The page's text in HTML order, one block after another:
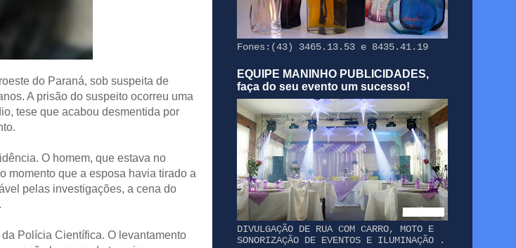
do Paraná, sob suspeita de
A prisão do suspeito ocorreu uma
tese que acabou desmentida por
O homem, que estava no
momento que a esposa havia tirado a
pelas investigações, a cena do
Polícia Científica. O levantamento
Fones:(43) 3465.13.53 e 8435.41.19
EQUIPE MANINHO PUBLICIDADES,
faça do seu evento um sucesso!
DIVULGAÇÃO DE RUA COM CARRO, MOTO E
SONORIZAÇÃO DE EVENTOS E ILUMINAÇÃO .